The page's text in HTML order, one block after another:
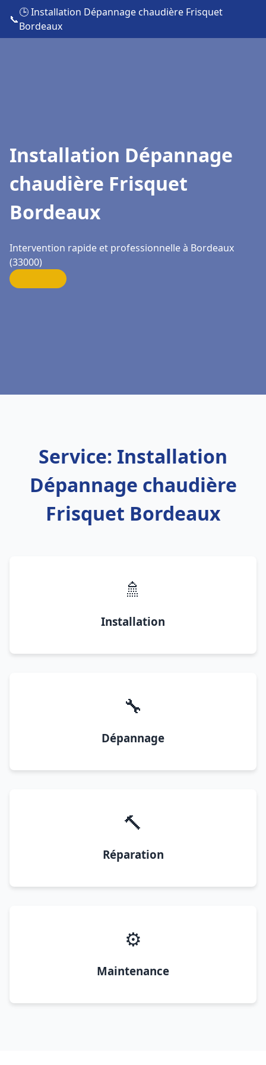
📞
🕒 Installation Dépannage chaudière Frisquet
Bordeaux
Installation Dépannage
chaudière Frisquet
Bordeaux
Intervention rapide et professionnelle à Bordeaux
(33000)
Service: Installation
Dépannage chaudière
Frisquet Bordeaux
🚿
Installation
🔧
Dépannage
🔨
Réparation
⚙️
Maintenance